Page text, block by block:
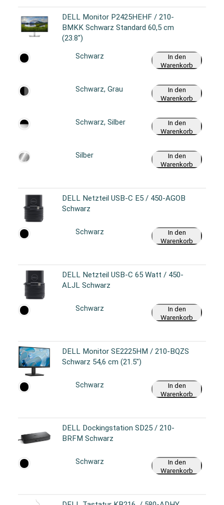
DELL Monitor P2425HEHF / 210-
BMKK Schwarz Standard 60,5 cm
(23.8")
Schwarz
In den
Warenkorb
Schwarz, Grau
In den
Warenkorb
Schwarz, Silber
In den
Warenkorb
Silber
In den
Warenkorb
DELL Netzteil USB-C E5 / 450-AGOB
Schwarz
Schwarz
In den
Warenkorb
DELL Netzteil USB-C 65 Watt / 450-
ALJL Schwarz
Schwarz
In den
Warenkorb
DELL Monitor SE2225HM / 210-BQZS
Schwarz 54,6 cm (21.5")
Schwarz
In den
Warenkorb
DELL Dockingstation SD25 / 210-
BRFM Schwarz
Schwarz
In den
Warenkorb